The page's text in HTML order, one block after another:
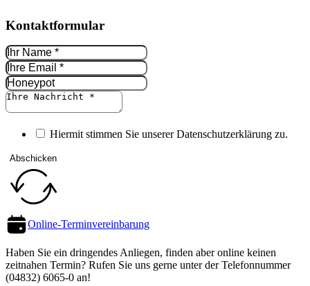
Kontakt­formular
Hiermit stimmen Sie unserer Datenschutz­erklärung zu.
Abschicken
Online-Termin­vereinbarung
Haben Sie ein dringendes Anliegen, finden aber online keinen
zeitnahen Termin? Rufen Sie uns gerne unter der Telefon­nummer
(04832) 6065-0 an!